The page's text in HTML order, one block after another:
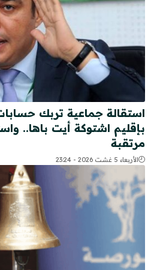
استقالة جماعية تربك
بإقليم اشتوكة أيت باها..
مرتقبة
الأربعاء 5 غشت 2026 - 23:24